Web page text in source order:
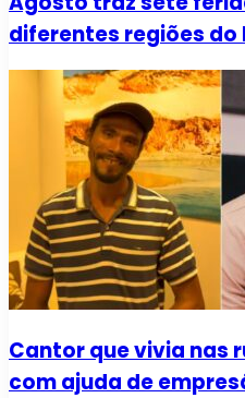
diferentes regiões do
Cantor que vivia nas
com ajuda de